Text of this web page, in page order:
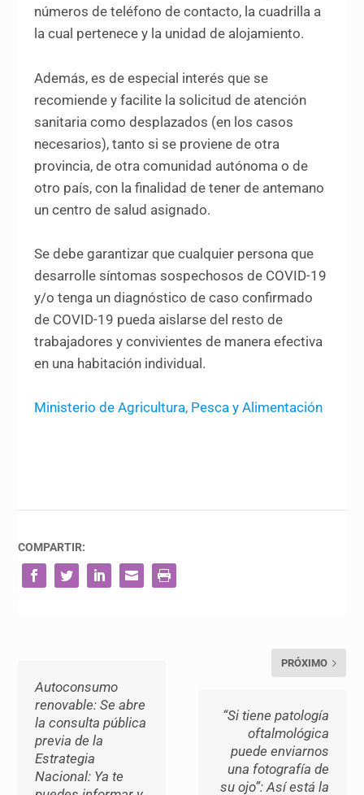
números de teléfono de contacto, la cuadrilla a
la cual pertenece y la unidad de alojamiento.
Además, es de especial interés que se
recomiende y facilite la solicitud de atención
sanitaria como desplazados (en los casos
necesarios), tanto si se proviene de otra
provincia, de otra comunidad autónoma o de
otro país, con la finalidad de tener de antemano
un centro de salud asignado.
Se debe garantizar que cualquier persona que
desarrolle síntomas sospechosos de COVID-19
y/o tenga un diagnóstico de caso confirmado
de COVID-19 pueda aislarse del resto de
trabajadores y convivientes de manera efectiva
en una habitación individual.
Ministerio de Agricultura, Pesca y Alimentación
COMPARTIR:
Autoconsumo
renovable: Se abre
la consulta pública
previa de la
Estrategia
Nacional: Ya te
PRÓXIMO
“Si tiene patología
oftalmológica
puede enviarnos
una fotografía de
su ojo”: Así está la